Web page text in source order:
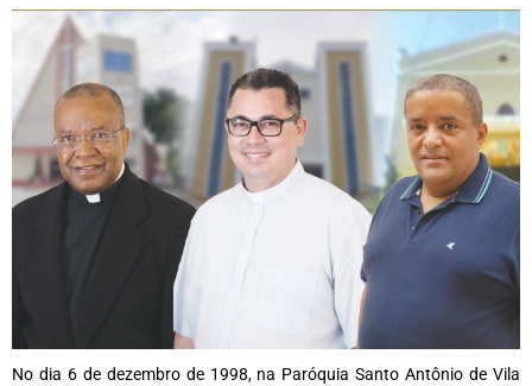
No dia 6 de dezembro de 1998, na Paróquia Santo Antônio de Vila